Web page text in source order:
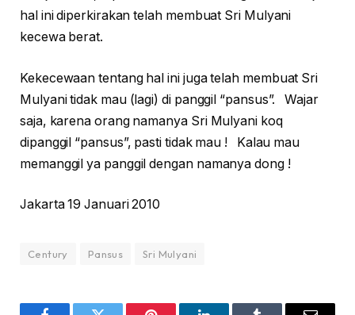
hal ini diperkirakan telah membuat Sri Mulyani
kecewa berat.
Kekecewaan tentang hal ini juga telah membuat Sri
Mulyani tidak mau (lagi) di panggil “pansus”. Wajar
saja, karena orang namanya Sri Mulyani koq
dipanggil “pansus”, pasti tidak mau ! Kalau mau
memanggil ya panggil dengan namanya dong !
Jakarta 19 Januari 2010
Century Pansus Sri Mulyani